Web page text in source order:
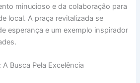
minucioso e da colaboração para
local. A praça revitalizada se
esperança e um exemplo inspirador
Busca Pela Excelência